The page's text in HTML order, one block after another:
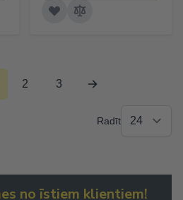
2 3
Radīt
no īstiem klientiem!